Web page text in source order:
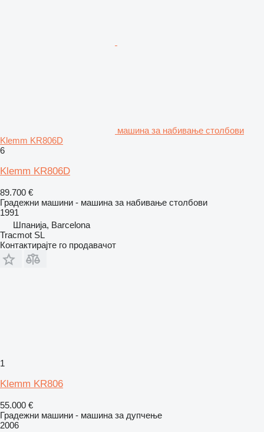
машина за набивање столбови
Klemm KR806D
6
Klemm KR806D
89.700 €
Градежни машини - машина за набивање столбови
1991
Шпанија, Barcelona
Tracmot SL
Контактирајте го продавачот
1
Klemm KR806
55.000 €
Градежни машини - машина за дупчење
2006